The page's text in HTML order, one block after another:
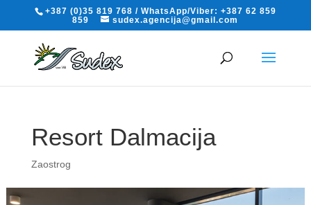
+387 (0)35 819 768 / WhatsApp/Viber: +387 62 859
859
sudex.agencija@gmail.com
Resort Dalmacija
Zaostrog